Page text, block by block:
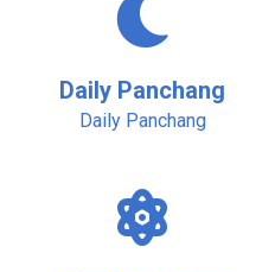
Daily Panchang
Daily Panchang